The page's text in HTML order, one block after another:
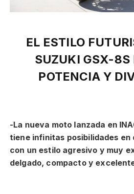
EL ESTILO
SUZUKI GSX-8S
POTENCIA Y
-La nueva moto lanzada en
tiene infinitas posibilidades en
con un estilo agresivo y muy
delgado, compacto y